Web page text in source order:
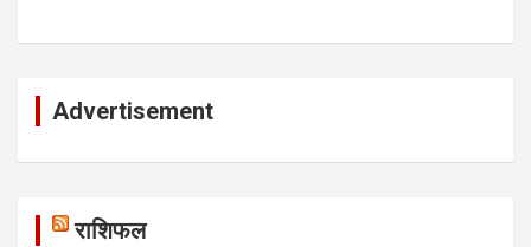
Advertisement
राशिफल